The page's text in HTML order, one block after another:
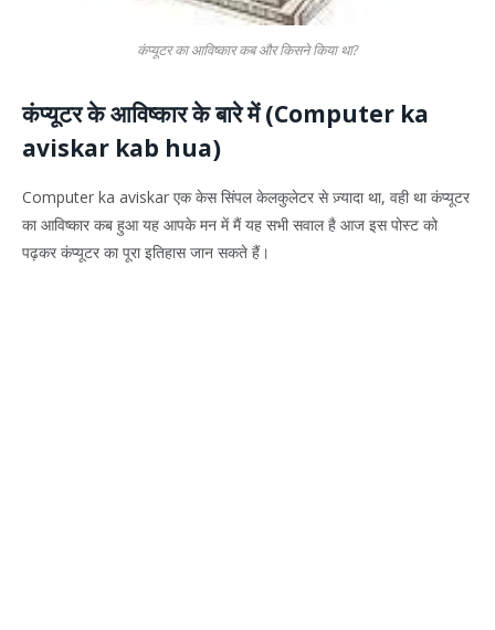
कंप्यूटर का आविष्कार कब और किसने किया था?
कंप्यूटर के आविष्कार के बारे में (Computer ka
aviskar kab hua)
Computer ka aviskar एक केस सिंपल केलकुलेटर से ज़्यादा था, वही था कंप्यूटर
का आविष्कार कब हुआ यह आपके मन में मैं यह सभी सवाल है आज इस पोस्ट को
पढ़कर कंप्यूटर का पूरा इतिहास जान सकते हैं।